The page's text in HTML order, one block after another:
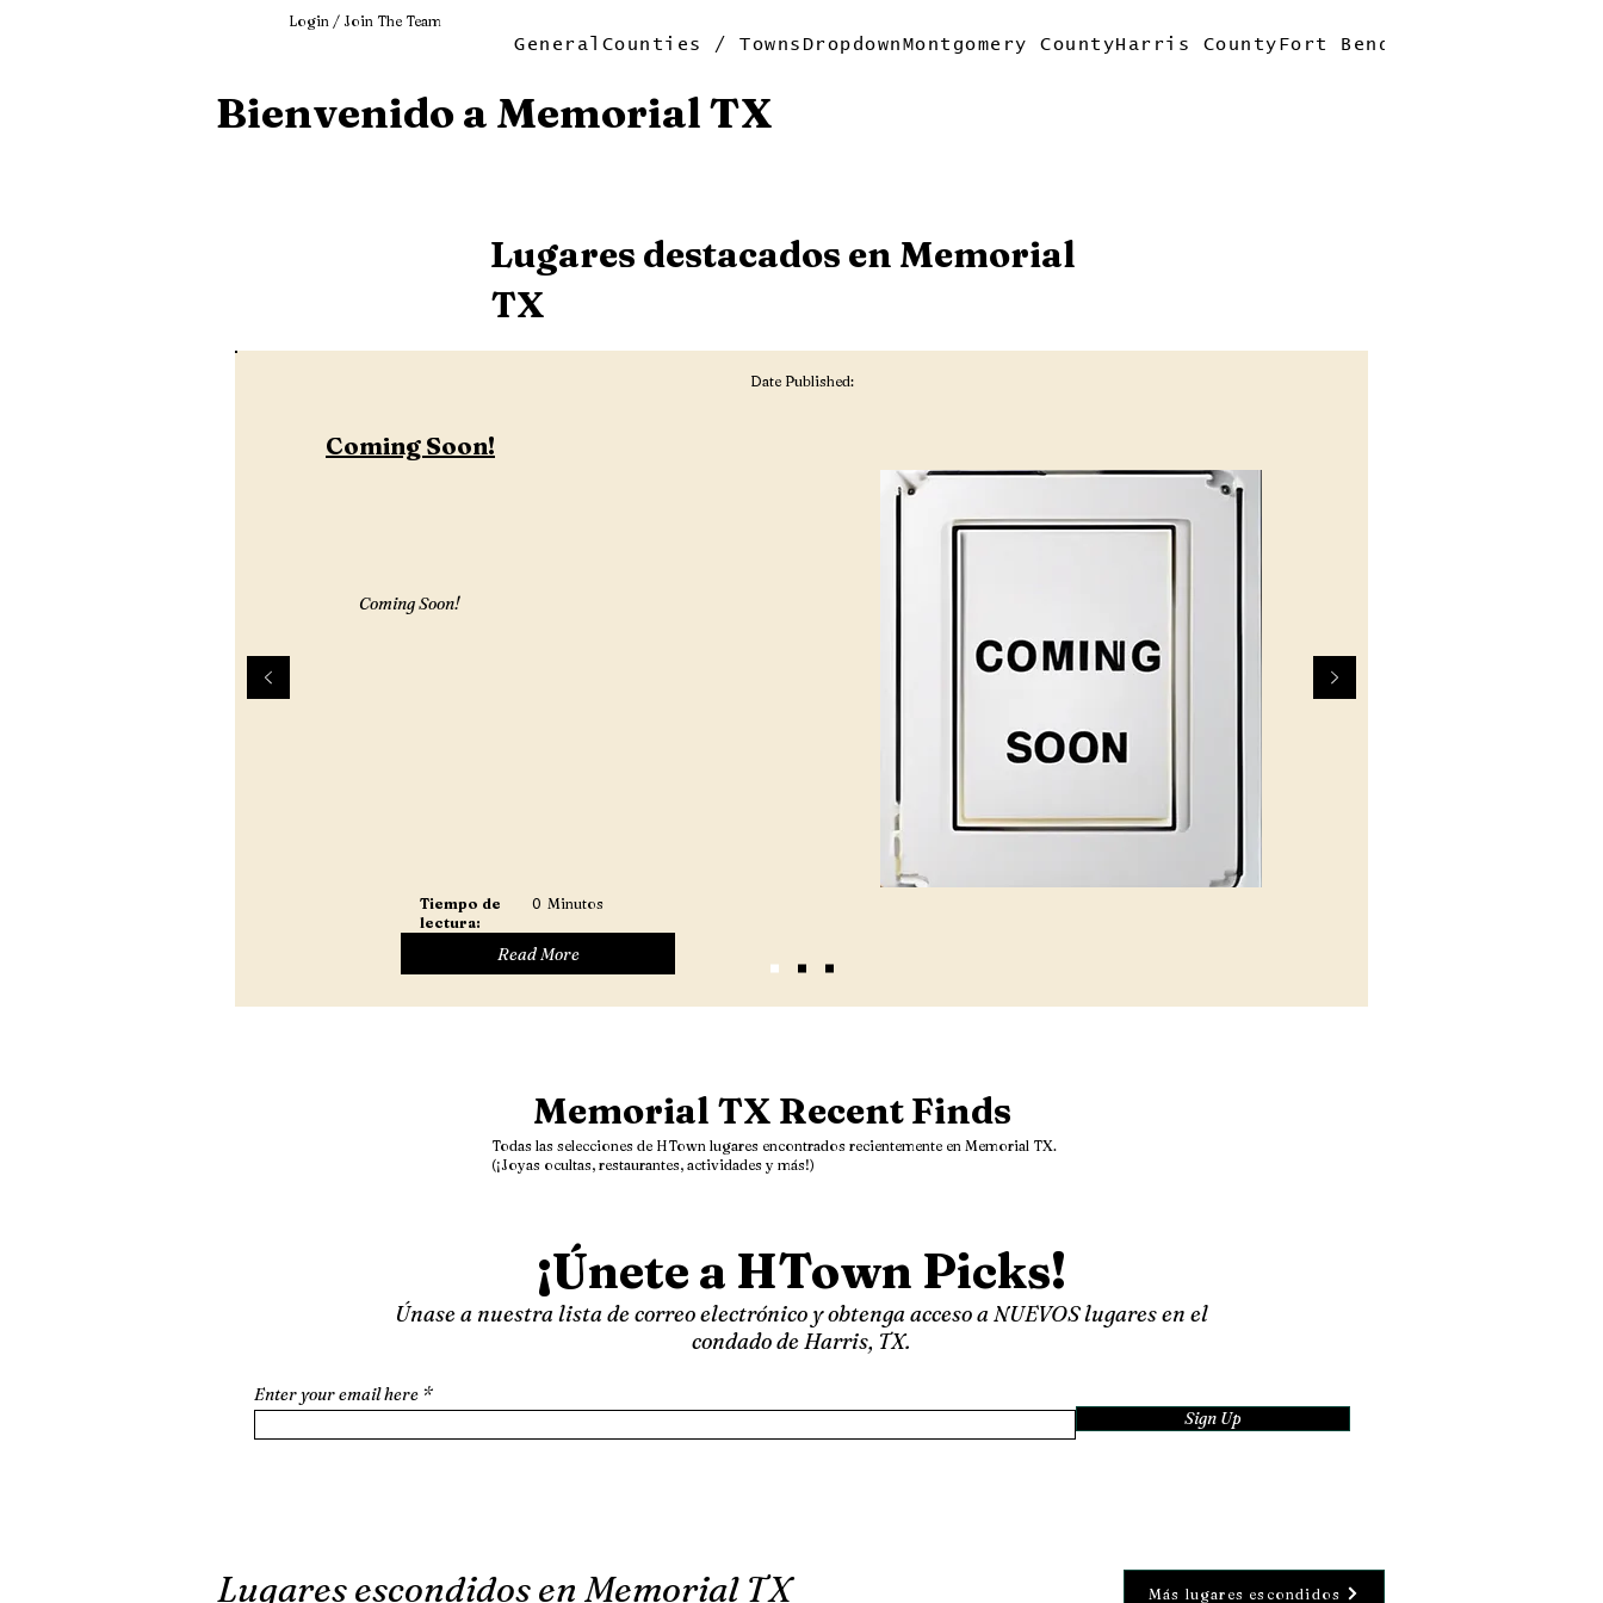
Login / Join The Team
General Counties / Towns Dropdown Montgomery CountyHarris County Fort Bend County
Bienvenido a Memorial TX
Lugares destacados en Memorial
TX
Date Published:
Coming Soon!
Coming Soon!
Tiempo de
lectura:
0 Minutos
Read More
Memorial TX Recent Finds
Todas las selecciones de HTown lugares encontrados recientemente en Memorial TX.
(¡Joyas ocultas, restaurantes, actividades y más!)
¡Únete a HTown Picks!
Únase a nuestra lista de correo electrónico y obtenga acceso a NUEVOS lugares en el
condado de Harris, TX.
Enter your email here
Sign Up
Lugares escondidos en Memorial TX Más lugares escondidos